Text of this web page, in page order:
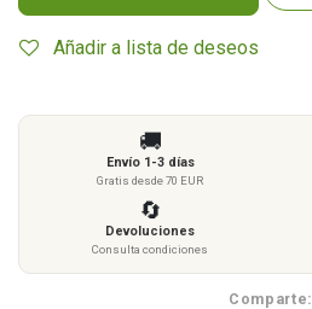
Añadir a lista de deseos
🚚
Envío 1-3 días
Gratis desde 70 EUR
🔄
Devoluciones
Consulta condiciones
Comparte: